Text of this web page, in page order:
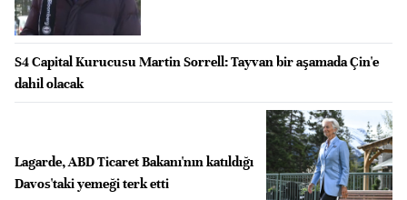
S4 Capital Kurucusu Martin Sorrell: Tayvan bir aşamada Çin'e
dahil olacak
Lagarde, ABD Ticaret Bakanı'nın katıldığı
Davos'taki yemeği terk etti